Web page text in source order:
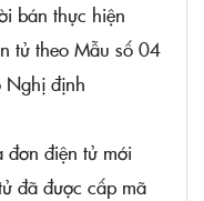
bán thực hiện
tử theo Mẫu số 04
Nghị định
điện tử mới
đã được cấp mã